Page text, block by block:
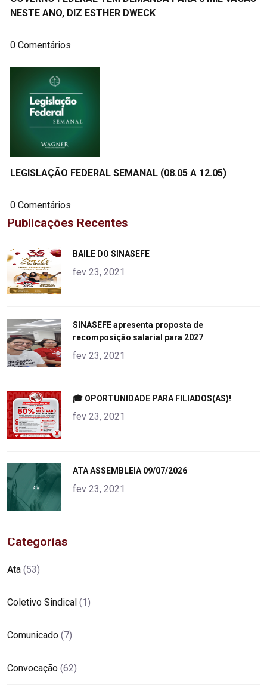
NESTE ANO, DIZ ESTHER DWECK
0 Comentários
LEGISLAÇÃO FEDERAL SEMANAL (08.05 A 12.05)
0 Comentários
Publicações Recentes
alt="product">
BAILE DO SINASEFE
fev 23, 2021
alt="product">
SINASEFE apresenta proposta de
recomposição salarial para 2027
fev 23, 2021
alt="product">
🎓 OPORTUNIDADE PARA FILIADOS(AS)!
fev 23, 2021
alt="product">
ATA ASSEMBLEIA 09/07/2026
fev 23, 2021
Categorias
Ata (53)
Coletivo Sindical (1)
Comunicado (7)
Convocação (62)